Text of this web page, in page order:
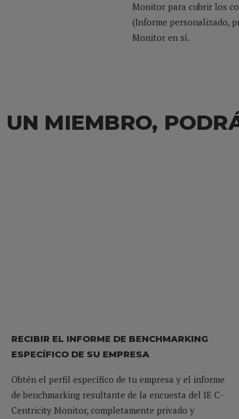
Monitor para cubrir los
(Informe personalizado,
Monitor en sí.
UN MIEMBRO,
RECIBIR EL INFORME DE BENCHMARKING
ESPECÍFICO DE SU EMPRESA
Obtén el perfil específico de tu empresa y el informe
de benchmarking resultante de la encuesta del IE C-
Centricity Monitor, completamente privado y